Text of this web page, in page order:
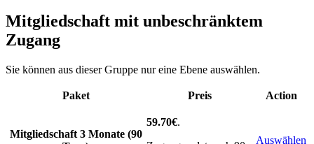
Mitgliedschaft mit unbeschränktem
Zugang
Sie können aus dieser Gruppe nur eine Ebene auswählen.
Paket Preis Action
Mitgliedschaft 3 Monate (90
59.70€.
Auswählen